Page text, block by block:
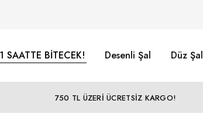
1 SAATTE BİTECEK! Desenli Şal Düz Şal
750 TL ÜZERİ ÜCRETSİZ KARGO!